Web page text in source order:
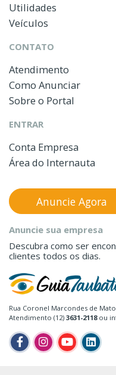
Utilidades
Veículos
CONTATO
Atendimento
Como Anunciar
Sobre o Portal
ENTRAR
Conta Empresa
Área do Internauta
Rua Coronel Marcondes de
Atendimento (12) 3631-2118ou
Anuncie sua empresa
Descubra como ser
clientes todos os dias.
Anuncie Agora